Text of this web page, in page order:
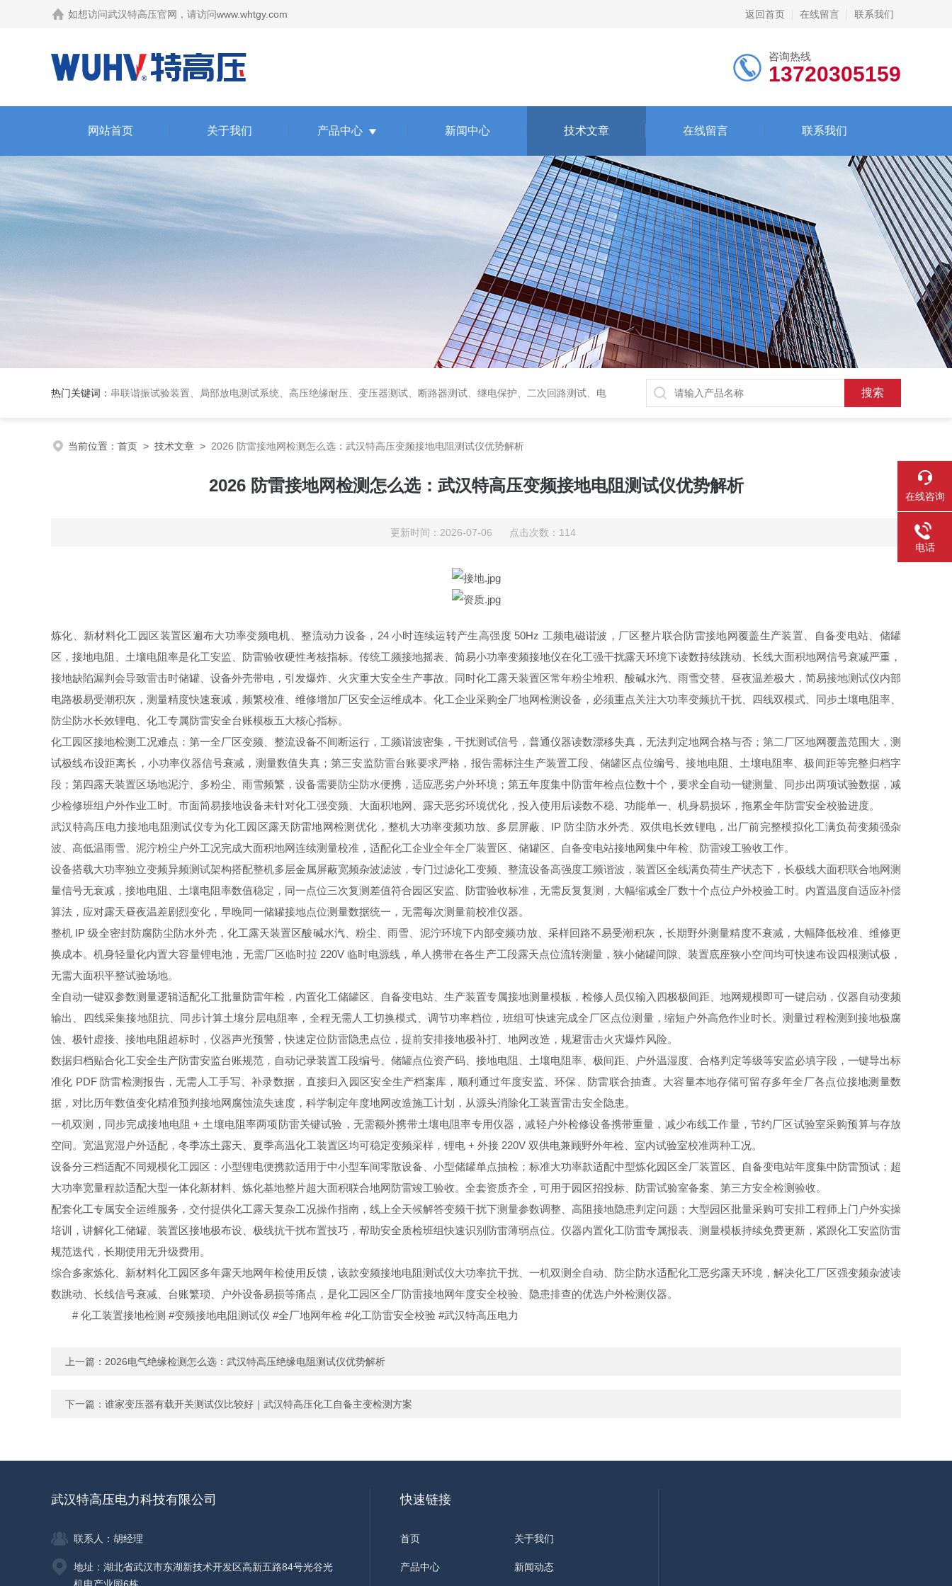
如想访问武汉特高压官网，请访问www.whtgy.com 返回首页 在线留言 联系我们
咨询热线
13720305159
网站首页 关于我们 产品中心 新闻中心 技术文章 在线留言 联系我们
热门关键词： 串联谐振试验装置、局部放电测试系统、高压绝缘耐压、变压器测试、断路器测试、继电保护、二次回路测试、电
当前位置： 首页 > 技术文章 > 2026 防雷接地网检测怎么选：武汉特高压变频接地电阻测试仪优势解析
2026 防雷接地网检测怎么选：武汉特高压变频接地电阻测试仪优势解析
更新时间：2026-07-06 点击次数：114
炼化、新材料化工园区装置区遍布大功率变频电机、整流动力设备，24 小时连续运转产生高强度 50Hz 工频电磁谐波，厂区整片联合防雷接地网覆盖生产装置、自备变电站、储罐
区，接地电阻、土壤电阻率是化工安监、防雷验收硬性考核指标。传统工频接地摇表、简易小功率变频接地仪在化工强干扰露天环境下读数持续跳动、长线大面积地网信号衰减严重，
接地缺陷漏判会导致雷击时储罐、设备外壳带电，引发爆炸、火灾重大安全生产事故。同时化工露天装置区常年粉尘堆积、酸碱水汽、雨雪交替、昼夜温差极大，简易接地测试仪内部
电路极易受潮积灰，测量精度快速衰减，频繁校准、维修增加厂区安全运维成本。化工企业采购全厂地网检测设备，必须重点关注大功率变频抗干扰、四线双模式、同步土壤电阻率、
防尘防水长效锂电、化工专属防雷安全台账模板五大核心指标。
化工园区接地检测工况难点：第一全厂区变频、整流设备不间断运行，工频谐波密集，干扰测试信号，普通仪器读数漂移失真，无法判定地网合格与否；第二厂区地网覆盖范围大，测
试极线布设距离长，小功率仪器信号衰减，测量数值失真；第三安监防雷台账要求严格，报告需标注生产装置工段、储罐区点位编号、接地电阻、土壤电阻率、极间距等完整归档字
段；第四露天装置区场地泥泞、多粉尘、雨雪频繁，设备需要防尘防水便携，适应恶劣户外环境；第五年度集中防雷年检点位数十个，要求全自动一键测量、同步出两项试验数据，减
少检修班组户外作业工时。市面简易接地设备未针对化工强变频、大面积地网、露天恶劣环境优化，投入使用后读数不稳、功能单一、机身易损坏，拖累全年防雷安全校验进度。
武汉特高压电力接地电阻测试仪专为化工园区露天防雷地网检测优化，整机大功率变频功放、多层屏蔽、IP 防尘防水外壳、双供电长效锂电，出厂前完整模拟化工满负荷变频强杂
波、高低温雨雪、泥泞粉尘户外工况完成大面积地网连续测量校准，适配化工企业全年全厂装置区、储罐区、自备变电站接地网集中年检、防雷竣工验收工作。
设备搭载大功率独立变频异频测试架构搭配整机多层金属屏蔽宽频杂波滤波，专门过滤化工变频、整流设备高强度工频谐波，装置区全线满负荷生产状态下，长极线大面积联合地网测
量信号无衰减，接地电阻、土壤电阻率数值稳定，同一点位三次复测差值符合园区安监、防雷验收标准，无需反复复测，大幅缩减全厂数十个点位户外校验工时。内置温度自适应补偿
算法，应对露天昼夜温差剧烈变化，早晚同一储罐接地点位测量数据统一，无需每次测量前校准仪器。
整机 IP 级全密封防腐防尘防水外壳，化工露天装置区酸碱水汽、粉尘、雨雪、泥泞环境下内部变频功放、采样回路不易受潮积灰，长期野外测量精度不衰减，大幅降低校准、维修更
换成本。机身轻量化内置大容量锂电池，无需厂区临时拉 220V 临时电源线，单人携带在各生产工段露天点位流转测量，狭小储罐间隙、装置底座狭小空间均可快速布设四根测试极，
无需大面积平整试验场地。
全自动一键双参数测量逻辑适配化工批量防雷年检，内置化工储罐区、自备变电站、生产装置专属接地测量模板，检修人员仅输入四极极间距、地网规模即可一键启动，仪器自动变频
输出、四线采集接地阻抗、同步计算土壤分层电阻率，全程无需人工切换模式、调节功率档位，班组可快速完成全厂区点位测量，缩短户外高危作业时长。测量过程检测到接地极腐
蚀、极针虚接、接地电阻超标时，仪器声光预警，快速定位防雷隐患点位，提前安排接地极补打、地网改造，规避雷击火灾爆炸风险。
数据归档贴合化工安全生产防雷安监台账规范，自动记录装置工段编号、储罐点位资产码、接地电阻、土壤电阻率、极间距、户外温湿度、合格判定等级等安监必填字段，一键导出标
准化 PDF 防雷检测报告，无需人工手写、补录数据，直接归入园区安全生产档案库，顺利通过年度安监、环保、防雷联合抽查。大容量本地存储可留存多年全厂各点位接地测量数
据，对比历年数值变化精准预判接地网腐蚀流失速度，科学制定年度地网改造施工计划，从源头消除化工装置雷击安全隐患。
一机双测，同步完成接地电阻 + 土壤电阻率两项防雷关键试验，无需额外携带土壤电阻率专用仪器，减轻户外检修设备携带重量，减少布线工作量，节约厂区试验室采购预算与存放
空间。宽温宽湿户外适配，冬季冻土露天、夏季高温化工装置区均可稳定变频采样，锂电 + 外接 220V 双供电兼顾野外年检、室内试验室校准两种工况。
设备分三档适配不同规模化工园区：小型锂电便携款适用于中小型车间零散设备、小型储罐单点抽检；标准大功率款适配中型炼化园区全厂装置区、自备变电站年度集中防雷预试；超
大功率宽量程款适配大型一体化新材料、炼化基地整片超大面积联合地网防雷竣工验收。全套资质齐全，可用于园区招投标、防雷试验室备案、第三方安全检测验收。
配套化工专属安全运维服务，交付提供化工露天复杂工况操作指南，线上全天候解答变频干扰下测量参数调整、高阻接地隐患判定问题；大型园区批量采购可安排工程师上门户外实操
培训，讲解化工储罐、装置区接地极布设、极线抗干扰布置技巧，帮助安全质检班组快速识别防雷薄弱点位。仪器内置化工防雷专属报表、测量模板持续免费更新，紧跟化工安监防雷
规范迭代，长期使用无升级费用。
综合多家炼化、新材料化工园区多年露天地网年检使用反馈，该款变频接地电阻测试仪大功率抗干扰、一机双测全自动、防尘防水适配化工恶劣露天环境，解决化工厂区强变频杂波读
数跳动、长线信号衰减、台账繁琐、户外设备易损等痛点，是化工园区全厂防雷接地网年度安全校验、隐患排查的优选户外检测仪器。
# 化工装置接地检测 #变频接地电阻测试仪 #全厂地网年检 #化工防雷安全校验 #武汉特高压电力
上一篇： 2026电气绝缘检测怎么选：武汉特高压绝缘电阻测试仪优势解析
下一篇： 谁家变压器有载开关测试仪比较好｜武汉特高压化工自备主变检测方案
武汉特高压电力科技有限公司
联系人：胡经理
地址：湖北省武汉市东湖新技术开发区高新五路84号光谷光
快速链接
首页 关于我们
产品中心 新闻动态
在线咨询
电话